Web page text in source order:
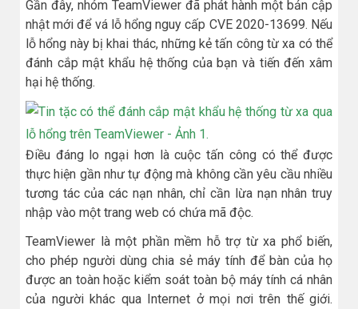
Gần đây, nhóm TeamViewer đã phát hành một bản cập
nhật mới để vá lỗ hổng nguy cấp CVE 2020-13699. Nếu
lỗ hổng này bị khai thác, những kẻ tấn công từ xa có thể
đánh cắp mật khẩu hệ thống của bạn và tiến đến xâm
hại hệ thống.
Điều đáng lo ngại hơn là cuộc tấn công có thể được
thực hiện gần như tự động mà không cần yêu cầu nhiều
tương tác của các nạn nhân, chỉ cần lừa nạn nhân truy
nhập vào một trang web có chứa mã độc.
TeamViewer là một phần mềm hỗ trợ từ xa phổ biến,
cho phép người dùng chia sẻ máy tính để bàn của họ
được an toàn hoặc kiểm soát toàn bộ máy tính cá nhân
của người khác qua Internet ở mọi nơi trên thế giới.